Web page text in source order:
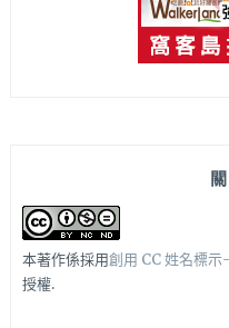
本著作係採用創用 CC 姓名標
授權.